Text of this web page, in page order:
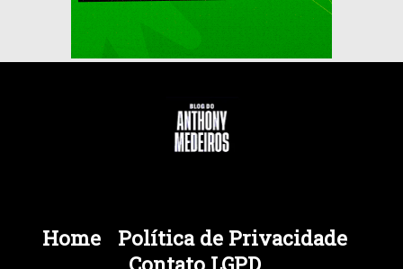
Home
Política de Privacidade